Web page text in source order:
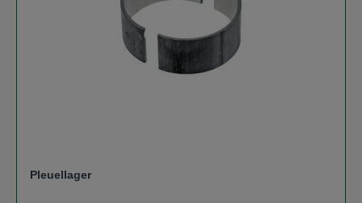
Pleuellager